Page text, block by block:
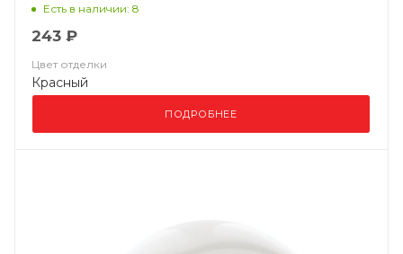
Есть в наличии: 8
243 ₽
Цвет отделки
Красный
ПОДРОБНЕЕ